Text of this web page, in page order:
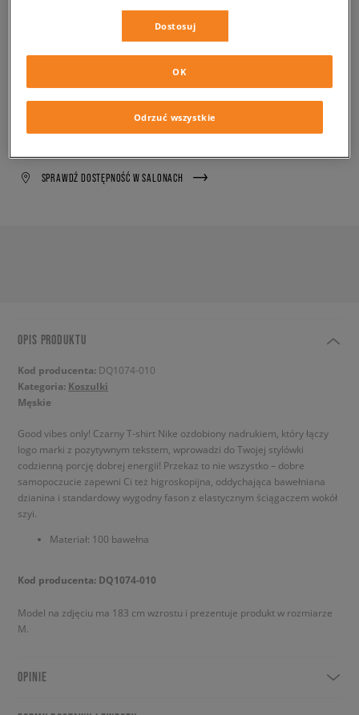
SIZEERCLUB
Wyślemy Ci e-mail, gdy żądany rozmiar będzie ponownie
SPRAWDŹ DOSTĘPNOŚĆ W SALONACH
OPIS PRODUKTU
Kod producenta: DQ1074-010
Kategoria: Koszulki
Męskie
Good vibes only! Czarny T-shirt Nike ozdobiony nadrukiem, który łączy
logo marki z pozytywnym tekstem, wprowadzi do Twojej stylówki
codzienną porcję dobrej energii! Przekaz to nie wszystko – dobre
samopoczucie zapewni Ci też higroskopijna, oddychająca bawełniana
dzianina i standardowy wygodny fason z elastycznym ściągaczem wokół
szyi.
Materiał: 100 bawełna
Kod producenta: DQ1074-010
Model na zdjęciu ma 183 cm wzrostu i prezentuje produkt w rozmiarze
M.
OPINIE
Dostosuj
Odrzuć wszystkie
OK